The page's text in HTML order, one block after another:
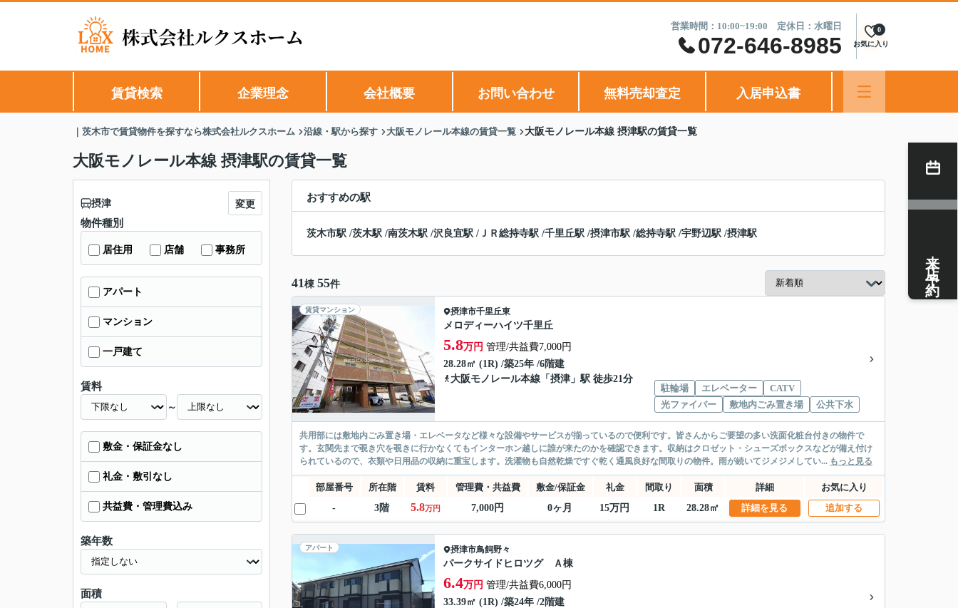
営業時間：10:00~19:00 定休日：水曜日
072-646-8985 お気に入り
0
賃貸検索 企業理念 会社概要 お問い合わせ 無料売却査定 入居申込書
｜茨木市で賃貸物件を探すなら株式会社ルクスホーム 沿線・駅から探す 大阪モノレール本線の賃貸一覧 大阪モノレール本線 摂津駅の賃貸一覧
大阪モノレール本線 摂津駅の賃貸一覧
おすすめの駅
茨木市駅 /茨木駅 /南茨木駅 /沢良宜駅 / ＪＲ総持寺駅 /千里丘駅 /摂津市駅 /総持寺駅 /宇野辺駅 /摂津駅
41 棟 55件
賃貸マンション 摂津市千里丘東
メロディーハイツ千里丘
5.8万円 管理/共益費7,000円
28.28㎡ (1R) /築25年 /6階建
大阪モノレール本線 「 摂津 」駅 徒歩21分
駐輪場
エレベーター
CATV
光ファイバー
敷地内ごみ置き場 公共下水
共用部には敷地内ごみ置き場・エレベータなど様々な設備やサービスが揃っているので便利です。皆さんからご要望の多い洗面化粧台付きの物件で
す。玄関先まで覗き穴を覗きに行かなくてもインターホン越しに誰が来たのかを確認できます。収納はクロゼット・シューズボックスなどが備え付け
られているので、衣類や日用品の収納に重宝します。洗濯物も自然乾燥ですぐ乾く通風良好な間取りの物件。雨が続いてジメジメしてい... もっと見る
部屋番号 所在階 賃料 管理費・共益費 敷金/保証金 礼金 間取り 面積 詳細
お気に入り
-
3階 5.8万円 7,000円 0ヶ月 15万円 1R 28.28㎡ 詳細を見る 追加する
アパート 摂津市鳥飼野々
パークサイドヒロツグ Ａ棟
6.4万円 管理/共益費6,000円
33.39㎡ (1R) /築24年 /2階建
摂津 変更
物件種別
居住用 店舗 事務所
アパート
マンション
一戸建て
賃料
～
敷金・保証金なし
礼金・敷引なし
共益費・管理費込み
築年数
面積
来店予約